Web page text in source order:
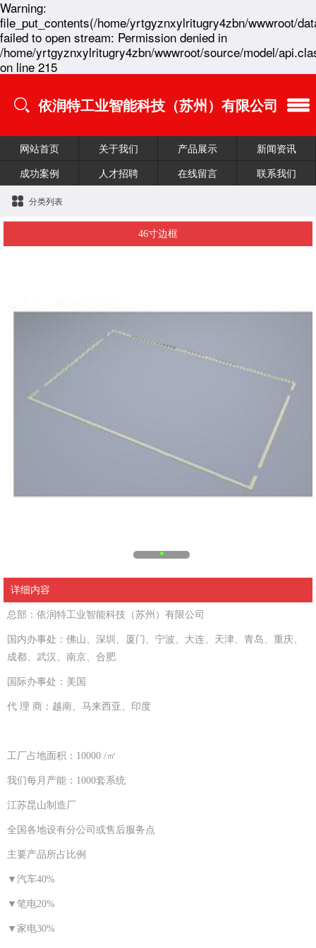
Warning:
file_put_contents(/home/yrtgyznxylritugry4zbn/wwwroot/
failed to open stream: Permission denied in
/home/yrtgyznxylritugry4zbn/wwwroot/source/model/
on line 215
依润特工业智能科技（苏州）有限公司
网站首页 关于我们 产品展示
新闻资讯
成功案例
人才招聘 在线留言 联系我们
分类列表
46寸边框
详细内容
总部：依润特工业智能科技（苏州）有限公司
国内办事处：佛山、深圳、厦门、宁波、大连、天津、青岛、重庆、
成都、武汉、南京、合肥
国际办事处：美国
代 理 商：越南、马来西亚、印度
工厂占地面积：10000 /㎡
我们每月产能：1000套系统
江苏昆山制造厂
全国各地设有分公司或售后服务点
主要产品所占比例
▼汽车40%
▼笔电20%
▼家电30%